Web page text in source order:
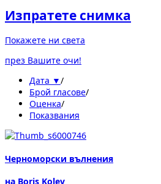
Изпратете снимка
Покажете ни света
през Вашите очи!
Дата ▼/
Брой гласове/
Оценка/
Показвания
Черноморски вълнения
на Boris Kolev